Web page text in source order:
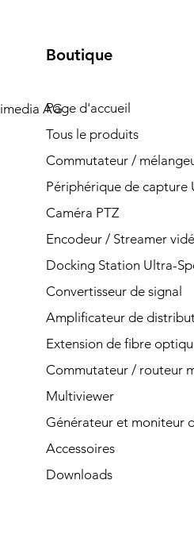
Veuillez
pour
par
par
AG
Boutique
Page d'accueil
Tous le produits
Commutateur /
Périphérique de capture
Caméra PTZ
Encodeur / Streamer
Docking Station Ultra-
Convertisseur de signal
Amplificateur de
Extension de fibre
Commutateur / routeur
Multiviewer
Générateur et moniteur
Accessoires
Downloads